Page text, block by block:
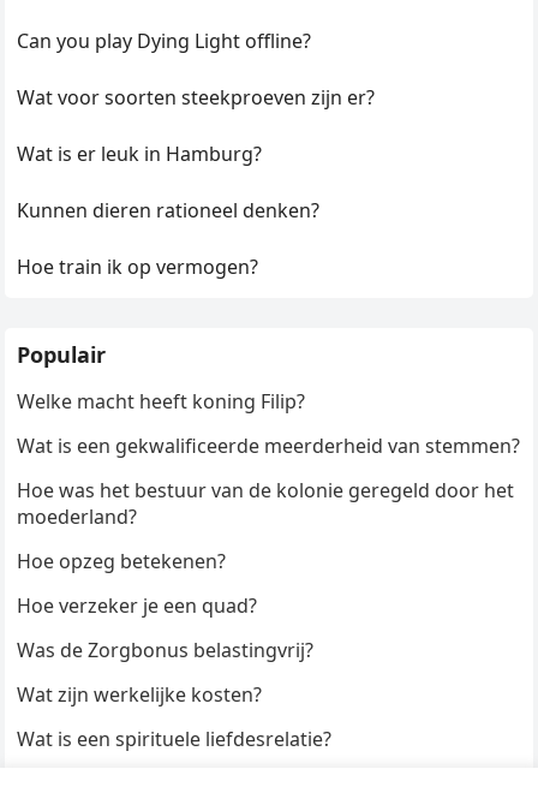
Can you play Dying Light offline?
Wat voor soorten steekproeven zijn er?
Wat is er leuk in Hamburg?
Kunnen dieren rationeel denken?
Hoe train ik op vermogen?
Populair
Welke macht heeft koning Filip?
Wat is een gekwalificeerde meerderheid van stemmen?
Hoe was het bestuur van de kolonie geregeld door het
moederland?
Hoe opzeg betekenen?
Hoe verzeker je een quad?
Was de Zorgbonus belastingvrij?
Wat zijn werkelijke kosten?
Wat is een spirituele liefdesrelatie?